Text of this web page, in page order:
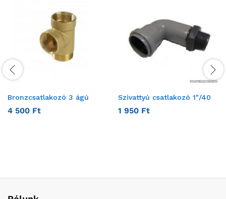
Bronzcsatlakozó 3 ágú
4 500 Ft
Szivattyú csatlakozó 1″/40
1 950 Ft